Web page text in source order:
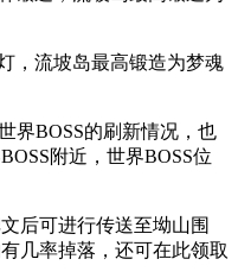
，流坡岛最高锻造为梦魂
BOSS的刷新情况，也
附近，世界BOSS位
后可进行传送至坳山围
几率掉落，还可在此领取